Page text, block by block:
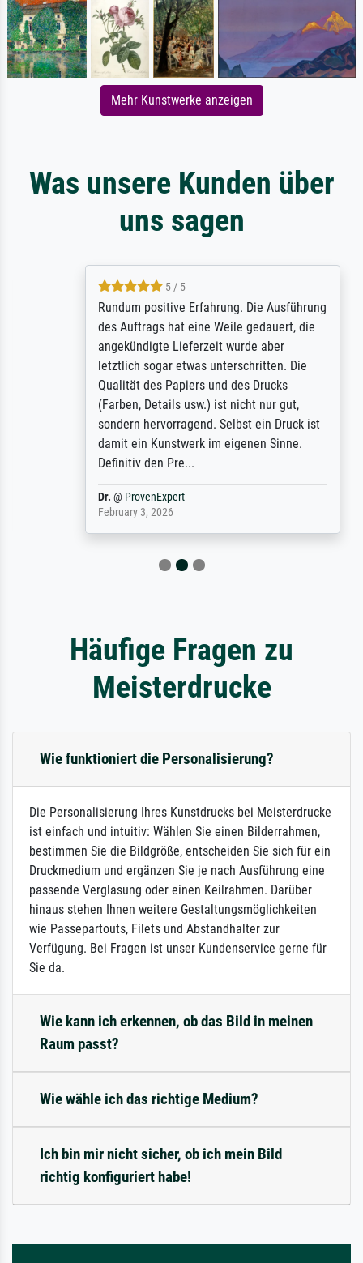
Mehr Kunstwerke anzeigen
Was unsere Kunden über
uns sagen
5 / 5
Rundum positive Erfahrung. Die Ausführung
des Auftrags hat eine Weile gedauert, die
angekündigte Lieferzeit wurde aber
letztlich sogar etwas unterschritten. Die
Qualität des Papiers und des Drucks
(Farben, Details usw.) ist nicht nur gut,
sondern hervorragend. Selbst ein Druck ist
damit ein Kunstwerk im eigenen Sinne.
Definitiv den Pre...
ProvenExpert
February 3, 2026
Häufige Fragen zu
Meisterdrucke
Wie funktioniert die Personalisierung?
Die Personalisierung Ihres Kunstdrucks bei Meisterdrucke
ist einfach und intuitiv: Wählen Sie einen Bilderrahmen,
bestimmen Sie die Bildgröße, entscheiden Sie sich für ein
Druckmedium und ergänzen Sie je nach Ausführung eine
passende Verglasung oder einen Keilrahmen. Darüber
hinaus stehen Ihnen weitere Gestaltungsmöglichkeiten
wie Passepartouts, Filets und Abstandhalter zur
Verfügung. Bei Fragen ist unser Kundenservice gerne für
Sie da.
Wie kann ich erkennen, ob das Bild in meinen
Raum passt?
Wie wähle ich das richtige Medium?
Ich bin mir nicht sicher, ob ich mein Bild
richtig konfiguriert habe!